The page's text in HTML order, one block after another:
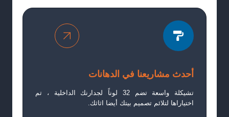
أحدث مشاريعنا في الدهانات
تشيكلة واسعة تضم 32 لوناً لجدارنك الداخلية ، تم
اختياراها لتلائم تصميم بيتك أيضا اثاثك.